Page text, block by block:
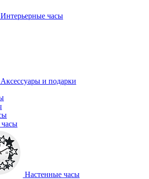
Интерьерные часы
Аксессуары и подарки
Настенные часы